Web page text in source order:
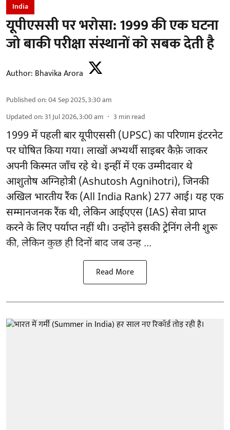
India
यूपीएससी पर भरोसा: 1999 की एक घटना
जो बाकी परीक्षा संस्थानों को सबक देती है
Author: Bhavika Arora
Published on:04 Sep 2025, 3:30 am
Updated on:31 Jul 2026, 3:00 am 3 min read
1999 में पहली बार यूपीएससी (UPSC) का परिणाम इंटरनेट
पर घोषित किया गया। लाखों अभ्यर्थी साइबर कैफ़े जाकर
अपनी किस्मत जाँच रहे थे। इन्हीं में एक उम्मीदवार थे
आशुतोष अग्निहोत्री (Ashutosh Agnihotri), जिनकी
अखिल भारतीय रैंक (All India Rank) 277 आई। यह एक
सम्मानजनक रैंक थी, लेकिन आईएएस (IAS) सेवा प्राप्त
करने के लिए पर्याप्त नहीं थी। उन्होंने इसकी ट्रेनिंग लेनी शुरू
की, लेकिन कुछ ही दिनों बाद जब उन्ह ...
Read More